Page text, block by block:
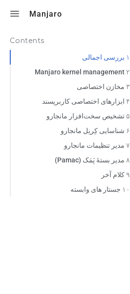
Manjaro
Contents
۱ بررسی اجمالی
۲Manjaro kernel management
۳ مخازن اختصاصی
۴ ابزارهای اختصاصی کاربرپسند
۵تشخیص سخت‌افزار مانجارو
۶ شناسایی کِرنِل مانجارو
۷ مدیر تنظیمات مانجارو
۸ مدیر بستهٔ پَمَک (Pamac)
۹کلام آخر
۱۰ جستار های وابسته